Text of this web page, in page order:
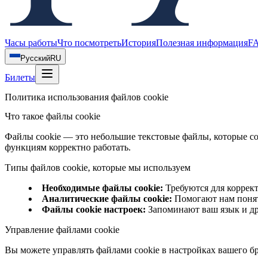
Часы работыЧто посмотретьИсторияПолезная информация
РусскийRU
Билеты
Политика использования файлов cookie
Что такое файлы cookie
Файлы cookie — это небольшие текстовые файлы, которые
функциям корректно работать.
Типы файлов cookie, которые мы используем
Необходимые файлы cookie: Требуются для
Аналитические файлы cookie: Помогают нам
Файлы cookie настроек: Запоминают ваш язык и
Управление файлами cookie
Вы можете управлять файлами cookie в настройках вашего